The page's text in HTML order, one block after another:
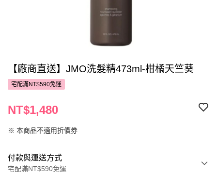
【廠商直送】JMO洗髮精473ml-柑橘天竺葵
宅配滿NT$590免運
NT$1,480
※ 本商品不適用折價券
付款與運送方式
宅配滿NT$590免運